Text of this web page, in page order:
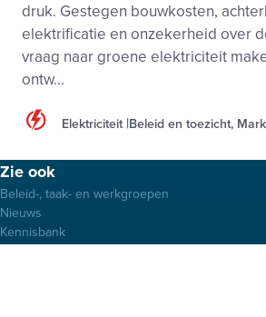
druk. Gestegen bouwkosten,
elektrificatie en onzekerheid over
vraag naar groene elektriciteit
ontw...
Elektriciteit Beleid en toezicht,
Footer
menu
Zie ook
Beleid-, taak- en werkgroepen
Nieuws
Kennisbank